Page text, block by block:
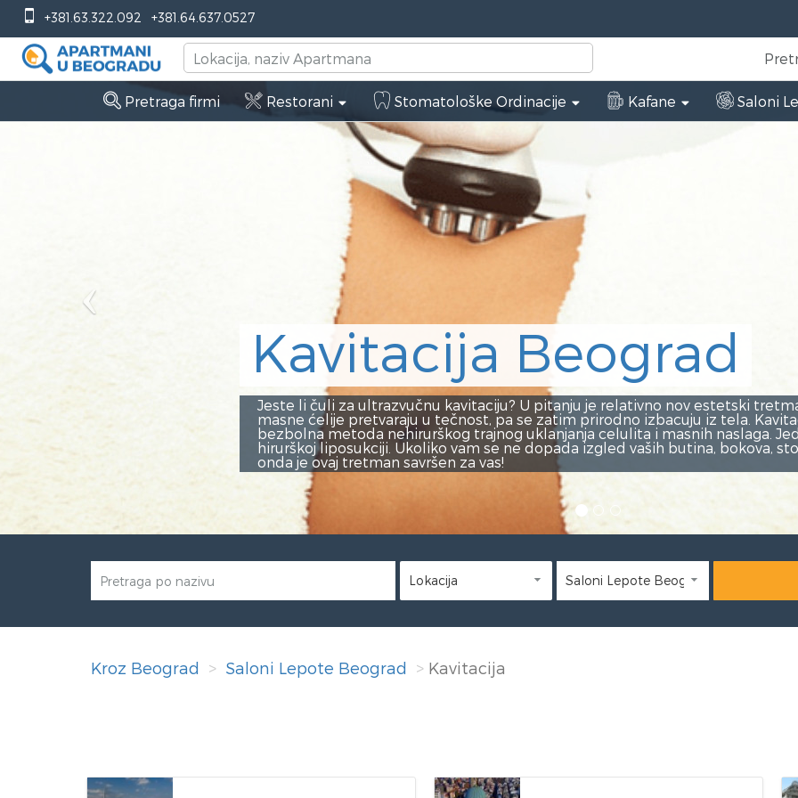
+381.63.322.092 +381.64.637.0527
Beograd
li čuli za ultrazvučnu kavitaciju? U pitanju je relativno nov estetski tretman, pomoću kog se
ćelije pretvaraju u tečnost, pa se zatim prirodno izbacuju iz tela. Kavitacija je revolucionarna,
metoda nehirurškog trajnog uklanjanja celulita i masnih naslaga. Jedina je alternativa
liposukciji. Ukoliko vam se ne dopada izgled vaših butina, bokova, stomaka ili pozadine,
je ovaj tretman savršen za vas!
Previous
Pretraga firmi Restorani Stomatološke Ordinacije Kafane Saloni
Kroz Beograd Saloni Lepote Beograd Kavitacija